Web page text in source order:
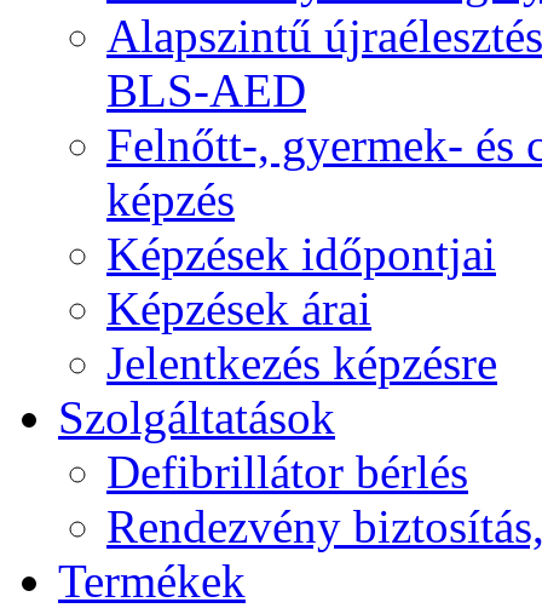
Alapszintű
BLS-AED
Felnőtt-, gyermek- és
képzés
Képzések időpontjai
Képzések árai
Jelentkezés képzésre
Szolgáltatások
Defibrillátor bérlés
Rendezvény
Termékek